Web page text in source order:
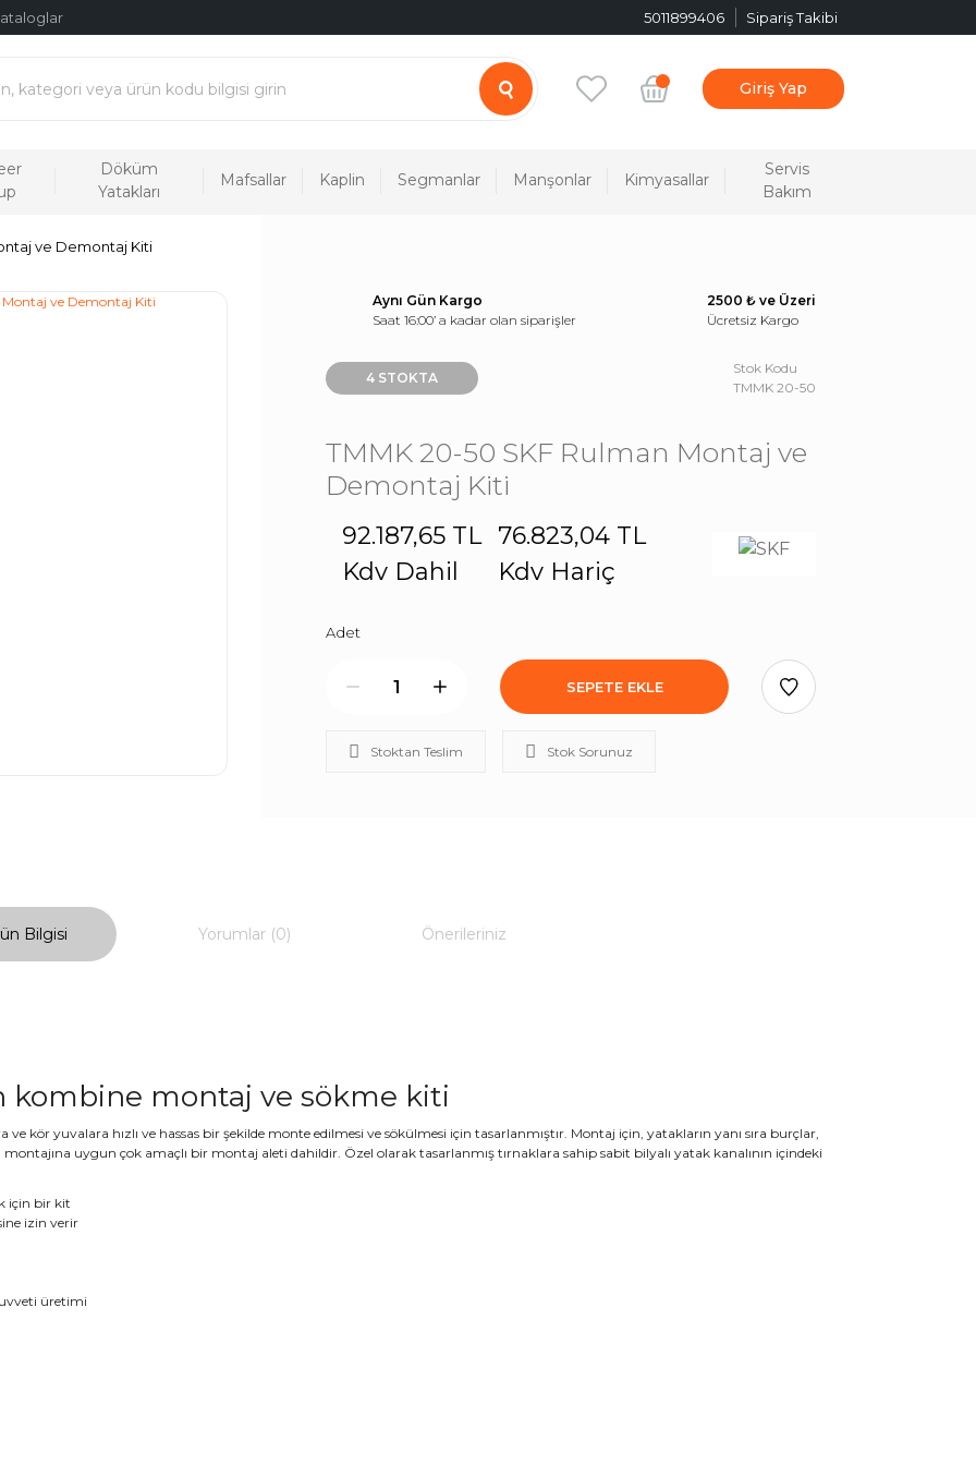
5011899406 Sipariş Takibi
Giriş Yap
Döküm
Yatakları
Mafsallar Kaplin Segmanlar Manşonlar Kimyasallar
Servis
Bakım
ve Demontaj Kiti
Aynı Gün Kargo
Saat 16:00’ a kadar olan siparişler
2500 ₺ ve Üzeri
Ücretsiz Kargo
4 STOKTA
Stok Kodu
TMMK 20-50
TMMK 20-50 SKF Rulman Montaj ve
Demontaj Kiti
92.187,65 TL
Kdv Dahil
76.823,04 TL
Kdv Hariç
Adet
SEPETE EKLE
Stoktan Teslim Stok Sorunuz
Bilgisi Yorumlar (0) Önerileriniz
kombine montaj ve sökme kiti
kör yuvalara hızlı ve hassas bir şekilde monte edilmesi ve sökülmesi için tasarlanmıştır. Montaj için, yatakların yanı sıra burçlar,
uygun çok amaçlı bir montaj aleti dahildir. Özel olarak tasarlanmış tırnaklara sahip sabit bilyalı yatak kanalının içindeki
için bir kit
izin verir
üretimi